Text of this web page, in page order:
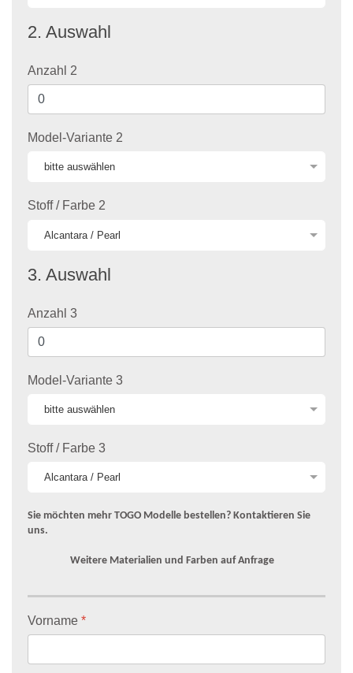
2. Auswahl
Anzahl 2
Model-Variante 2
Stoff / Farbe 2
3. Auswahl
Anzahl 3
Model-Variante 3
Stoff / Farbe 3
Sie möchten mehr TOGO Modelle bestellen? Kontaktieren Sie
uns.
Weitere Materialien und Farben auf Anfrage
Vorname *